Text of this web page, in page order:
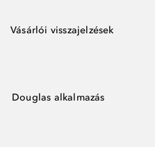
Vásárlói visszajelzések
Douglas alkalmazás